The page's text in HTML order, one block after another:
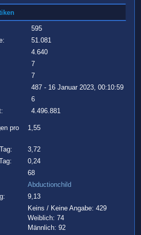
595
51.081
4.640
7
7
487 - 16 Januar 2023, 00:10:59
6
4.496.881
pro
1,55
3,72
0,24
68
Abductionchild
9,13
Keins / Keine Angabe: 429
Weiblich: 74
Männlich: 92